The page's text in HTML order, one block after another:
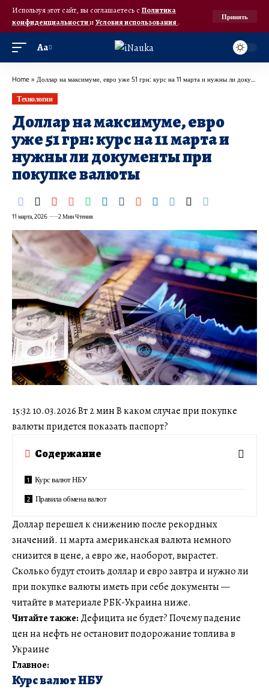
Используя этот сайт, вы соглашаетесь с Политика
конфиденциальностииУсловия использования.
Принять
Аа
Home » Доллар на максимуме, евро уже 51 грн: курс на 11 марта и нужны ли документы при покупке валюты
Технологии
Доллар на максимуме, евро
уже 51 грн: курс на 11 марта и
нужны ли документы при
покупке валюты
11 марта, 2026 2 Мин Чтения
15:32 10.03.2026 Вт 2 мин В каком случае при покупке
валюты придется показать паспорт?
Содержание
Курс валют НБУ
Правила обмена валют
Доллар перешел к снижению после рекордных
значений. 11 марта американская валюта немного
снизится в цене, а евро же, наоборот, вырастет.
Сколько будут стоить доллар и евро завтра и нужно ли
при покупке валюты иметь при себе документы —
читайте в материале РБК-Украина ниже.
Читайте также: Дефицита не будет? Почему падение
цен на нефть не остановит подорожание топлива в
Украине
Главное:
Курс валют НБУ